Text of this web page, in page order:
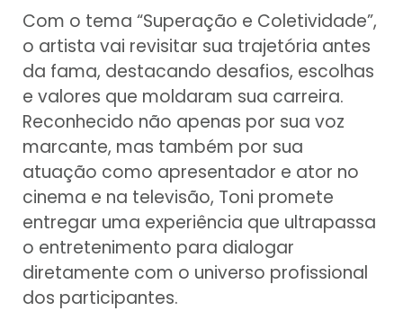
Com o tema “Superação e Coletividade”,
o artista vai revisitar sua trajetória antes
da fama, destacando desafios, escolhas
e valores que moldaram sua carreira.
Reconhecido não apenas por sua voz
marcante, mas também por sua
atuação como apresentador e ator no
cinema e na televisão, Toni promete
entregar uma experiência que ultrapassa
o entretenimento para dialogar
diretamente com o universo profissional
dos participantes.